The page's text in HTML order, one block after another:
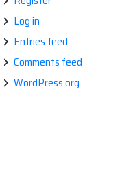
Log in
Entries feed
Comments feed
WordPress.org